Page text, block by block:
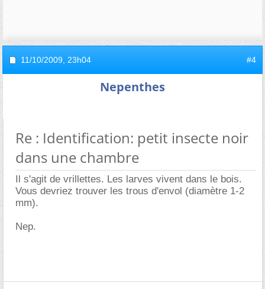
11/10/2009, 23h04 #4
Nepenthes
Re : Identification: petit insecte noir
dans une chambre
Il s'agit de vrillettes. Les larves vivent dans le bois.
Vous devriez trouver les trous d'envol (diamètre 1-2
mm).
Nep.